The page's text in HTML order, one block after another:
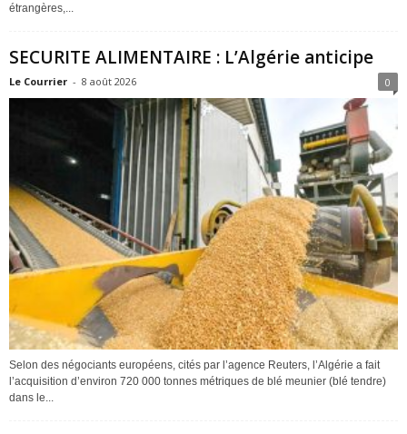
étrangères,...
SECURITE ALIMENTAIRE : L’Algérie anticipe
Le Courrier - 8 août 2026 0
Selon des négociants européens, cités par l’agence Reuters, l’Algérie a fait
l’acquisition d’environ 720 000 tonnes métriques de blé meunier (blé tendre)
dans le...